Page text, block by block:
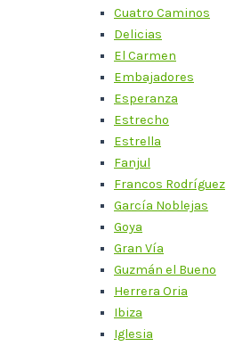
Cuatro Caminos
Delicias
El Carmen
Embajadores
Esperanza
Estrecho
Estrella
Fanjul
Francos Rodríguez
García Noblejas
Goya
Gran Vía
Guzmán el Bueno
Herrera Oria
Ibiza
Iglesia